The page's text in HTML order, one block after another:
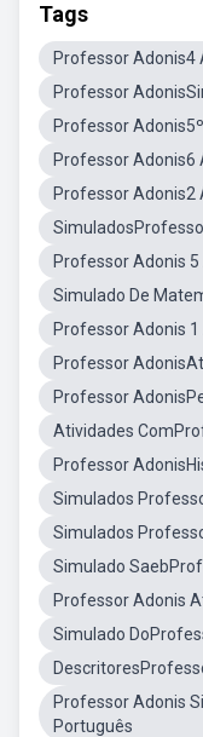
Tags
Professor Adonis4
Professor
Professor
Professor Adonis6
Professor Adonis2
Professor Adonis
Simulado De
Professor Adonis
Professor
Professor
Atividades
Professor
Simulados
Simulados
Simulado
Professor Adonis
Simulado
Professor Adonis
Português